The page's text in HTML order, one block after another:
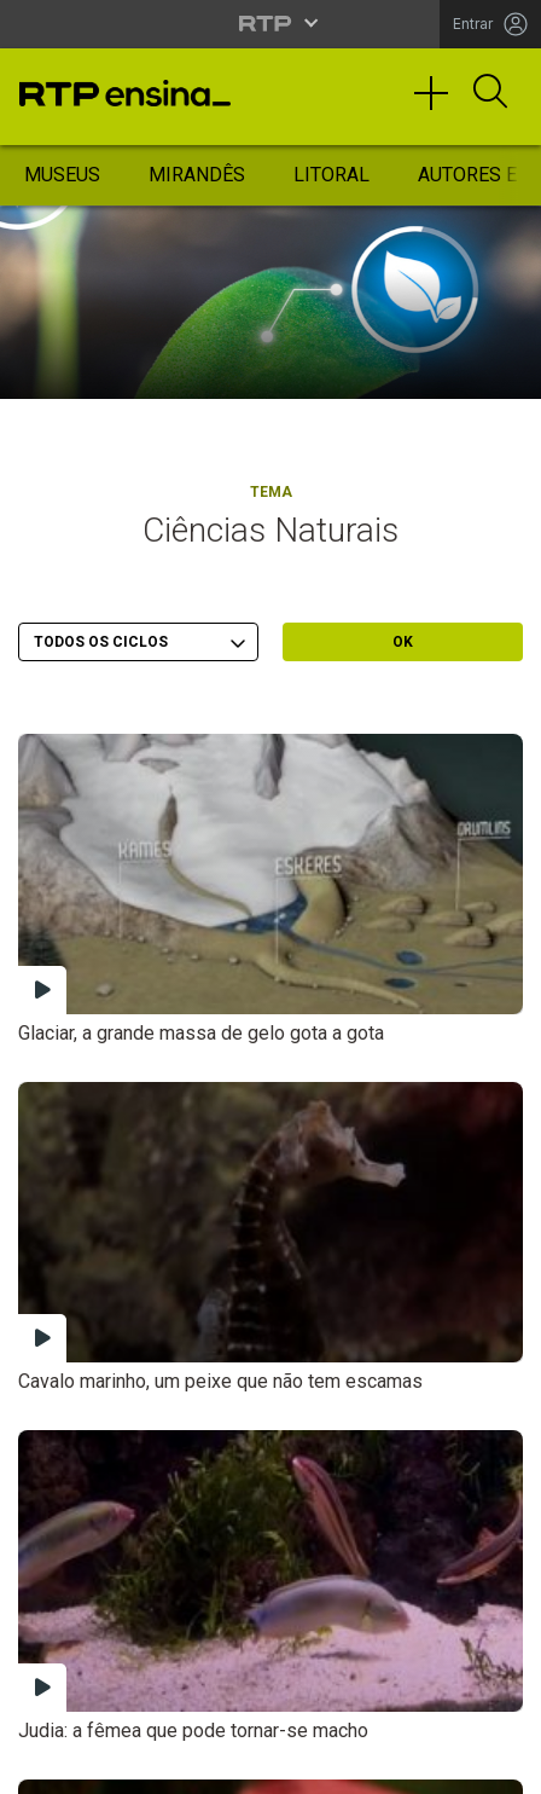
Entrar
MUSEUS MIRANDÊS LITORAL AUTORES
TEMA
Ciências Naturais
Filtrar por Ciclo
Escolher Ciclo OK
Glaciar, a grande massa de gelo gota a gota
Cavalo marinho, um peixe que não tem escamas
Judia: a fêmea que pode tornar-se macho